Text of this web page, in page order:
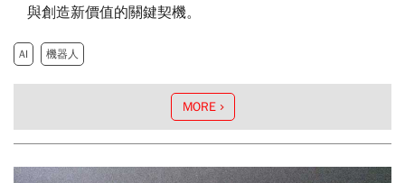
與創造新價值的關鍵契機。
AI 機器人
MORE